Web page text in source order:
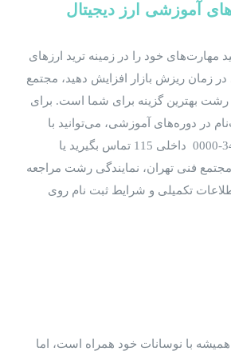
آموزشی ارز دیجیتال
مهارت‌های خود را در زمینه ترید ارزهای
زمان ریزش بازار افزایش دهید، مجتمع
رشت بهترین گزینه برای شما است. برای
در دوره‌های آموزشی، می‌توانید با
شماره تلفن 013-3431-0000 داخلی 115 تماس بگیرید یا
فنی تهران، نمایندگی رشت مراجعه
تکمیلی و شرایط ثبت نام روی
همیشه با نوسانات خود همراه است، اما